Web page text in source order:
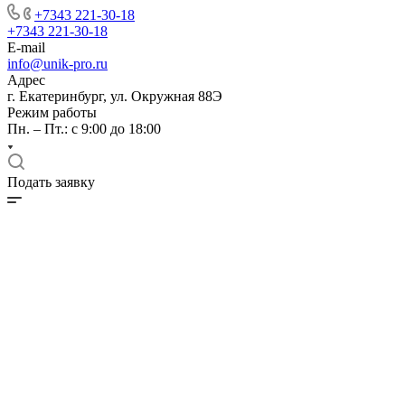
+7343 221-30-18
+7343 221-30-18
E-mail
info@unik-pro.ru
Адрес
г. Екатеринбург, ул. Окружная 88Э
Режим работы
Пн. – Пт.: с 9:00 до 18:00
Подать заявку